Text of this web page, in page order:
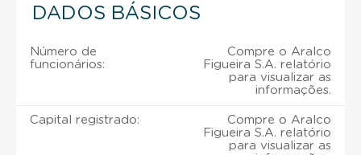
DADOS BÁSICOS
Número de
funcionários:
Compre o Aralco
Figueira S.A. relatório
para visualizar as
informações.
Capital registrado:
Compre o Aralco
Figueira S.A. relatório
para visualizar as